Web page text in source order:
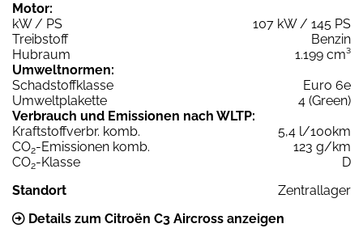
Motor:
kW / PS
107 kW / 145 PS
Treibstoff
Benzin
Hubraum
1.199 cm³
Umweltnormen:
Schadstoffklasse
Euro 6e
Umweltplakette
4 (Green)
Verbrauch und Emissionen nach WLTP:
Kraftstoffverbr. komb.
5,4 l/100km
CO2-Emissionen komb.
123 g/km
CO2-Klasse
D
Standort
Zentrallager
Details zum Citroën C3 Aircross anzeigen